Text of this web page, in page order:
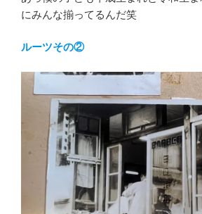
にみんな揃ってるんだ笑
ルーツその②